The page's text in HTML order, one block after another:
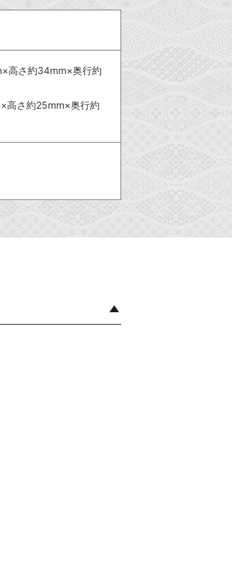
高さ約34mm×奥行約
さ約25mm×奥行約